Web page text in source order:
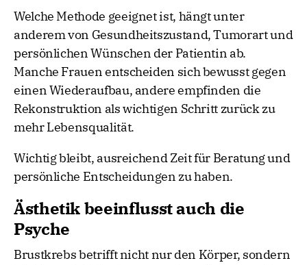
Welche Methode geeignet ist, hängt unter
anderem von Gesundheitszustand, Tumorart und
persönlichen Wünschen der Patientin ab.
Manche Frauen entscheiden sich bewusst gegen
einen Wiederaufbau, andere empfinden die
Rekonstruktion als wichtigen Schritt zurück zu
mehr Lebensqualität.
Wichtig bleibt, ausreichend Zeit für Beratung und
persönliche Entscheidungen zu haben.
Ästhetik beeinflusst auch die
Psyche
Brustkrebs betrifft nicht nur den Körper, sondern